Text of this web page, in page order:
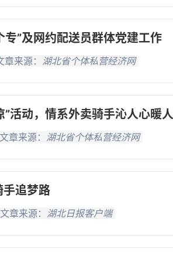
专”及网约配送员群体党建工作
章来源： 湖北省个体私营经济网
”活动，情系外卖骑手沁人心暖
文章来源： 湖北省个体私营经济网
手追梦路
文章来源： 湖北日报客户端